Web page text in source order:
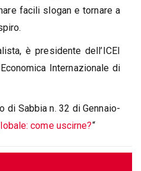
facili slogan e tornare a
è presidente dell’ICEI
Internazionale di
di Sabbia n. 32 di Gennaio-
come uscirne?“